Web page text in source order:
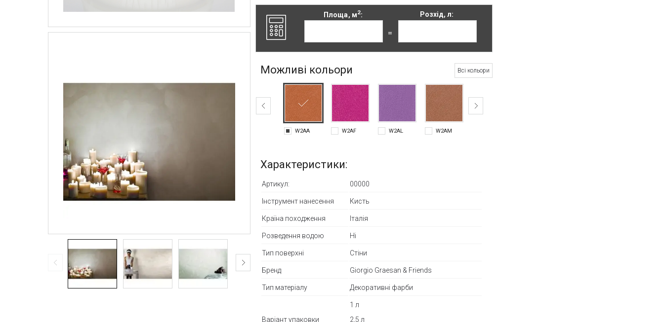
Площа, м2:
=
Розхід, л:
Можливі кольори Всі кольори
W2AA W2AF W2AL W2AM
Характеристики:
Артикул: 00000
Інструмент нанесення Кисть
Країна походження Італія
Розведення водою Ні
Тип поверхні Стіни
Бренд Giorgio Graesan & Friends
Тип матеріалу Декоративні фарби
Варіант упаковки
1 л
2,5 л